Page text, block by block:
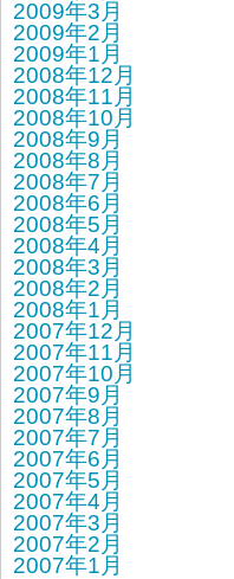
2009年3月
2009年2月
2009年1月
2008年12月
2008年11月
2008年10月
2008年9月
2008年8月
2008年7月
2008年6月
2008年5月
2008年4月
2008年3月
2008年2月
2008年1月
2007年12月
2007年11月
2007年10月
2007年9月
2007年8月
2007年7月
2007年6月
2007年5月
2007年4月
2007年3月
2007年2月
2007年1月